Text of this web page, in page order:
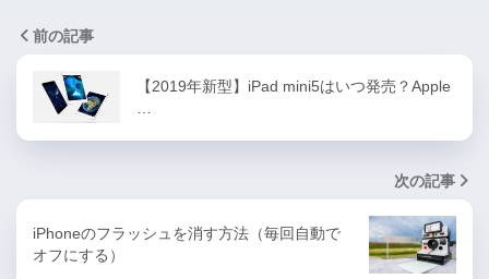
前の記事
【2019年新型】iPad mini5はいつ発売？Apple
次の記事
iPhoneのフラッシュを消す方法（毎回自動で
オフにする）